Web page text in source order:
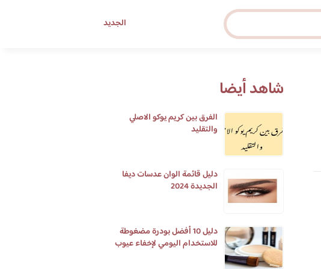
الجديد
شاهد أيضا
الفرق بين كريم يوكو الاصلي
والتقليد
دليل قائمة الوان عدسات ديفا
الجديدة 2024
دليل 10 أفضل بودرة مضغوطة
للاستخدام اليومي لإخفاء عيوب